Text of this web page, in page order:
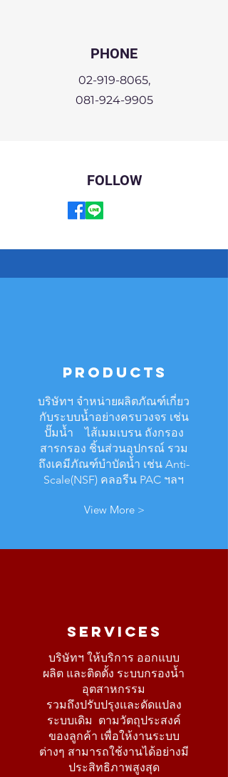
PHONE
02-919-8065,
081-924-9905
FOLLOW
PRODUCTs
บริษัทฯ จำหน่ายผลิตภัณฑ์เกี่ยว
กับระบบน้ำอย่างครบวงจร เช่น
ปั๊มน้ำ ไส้เมมเบรน ถังกรอง
สารกรอง ชิ้นส่วนอุปกรณ์ รวม
ถึงเคมีภัณฑ์บำบัดน้ำ เช่น Anti-
Scale(NSF) คลอรีน PAC ฯลฯ
View More >
SERVICES
บริษัทฯ ให้บริการ ออกแบบ
ผลิต และติดตั้ง ระบบกรองน้ำ
อุตสาหกรรม
รวมถึงปรับปรุงและดัดแปลง
ระบบเดิม ตามวัตถุประสงค์
ของลูกค้า เพื่อให้งานระบบ
ต่างๆ สามารถใช้งานได้อย่างมี
ประสิทธิภาพสูงสุด